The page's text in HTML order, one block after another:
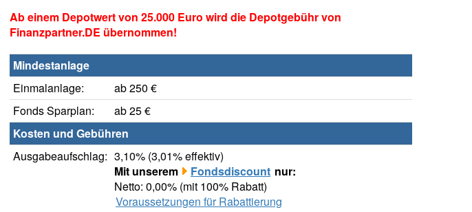
Ab einem Depotwert von 25.000 Euro wird die Depotgebühr von
Finanzpartner.DE übernommen!
Mindestanlage
Einmalanlage:
ab 250 €
Fonds Sparplan:
ab 25 €
Kosten und Gebühren
Ausgabeaufschlag: 3,10% (3,01% effektiv)
Mit unserem
Fondsdiscount nur:
Netto: 0,00% (mit 100% Rabatt)
Voraussetzungen für Rabattierung